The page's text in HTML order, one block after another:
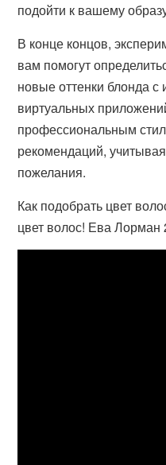
подойти к вашему
В конце концов,
вам помогут
новые оттенки блонда с
виртуальных
профессиональным
рекомендаций,
пожелания.
Как подобрать цвет
цвет волос! Ева Лорман